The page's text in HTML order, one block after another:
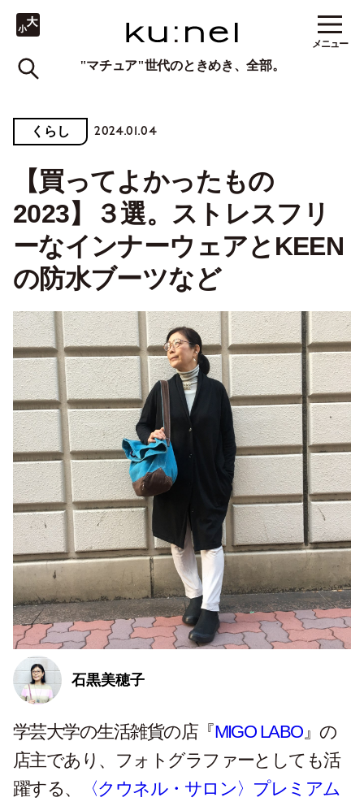
"マチュア"世代のときめき、全部。
メニュー
くらし 2024.01.04
【買ってよかったもの
2023】３選。ストレスフリ
ーなインナーウェアとKEEN
の防水ブーツなど
石黒美穂子
学芸大学の生活雑貨の店『MIGO LABO』の
店主であり、フォトグラファーとしても活
躍する、
〈クウネル・サロン〉プレミアム